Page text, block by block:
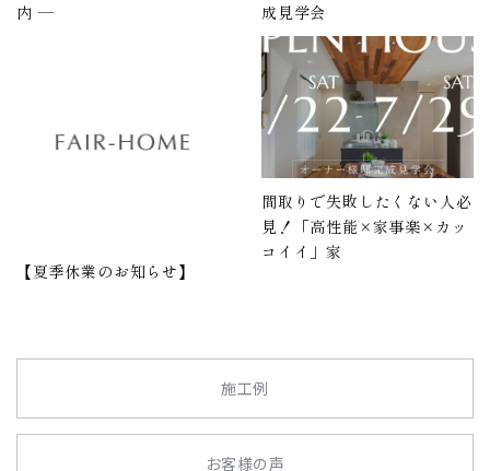
内 ―
成見学会
【夏季休業のお知らせ】
間取りで失敗したくない人必
見！「高性能×家事楽×カッ
コイイ」家
施工例
お客様の声